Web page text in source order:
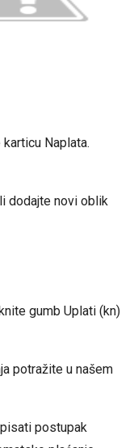
Naplata.
dodajte novi oblik
gumb Uplati (kn)
potražite u našem
postupak